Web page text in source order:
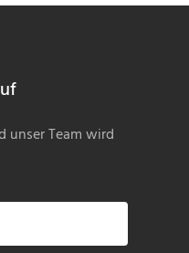
unser Team wird